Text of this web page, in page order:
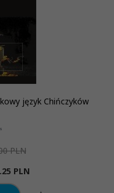
język Chińczyków
PLN
PLN